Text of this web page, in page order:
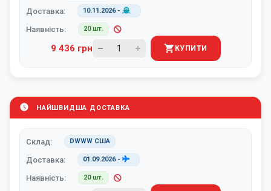
Доставка: 10.11.2026-
Наявність: 20 шт.
9 436 грн КУПИТИ
НАЙШВИДША ДОСТАВКА
Склад: DWWW США
Доставка: 01.09.2026-
Наявність: 20 шт.